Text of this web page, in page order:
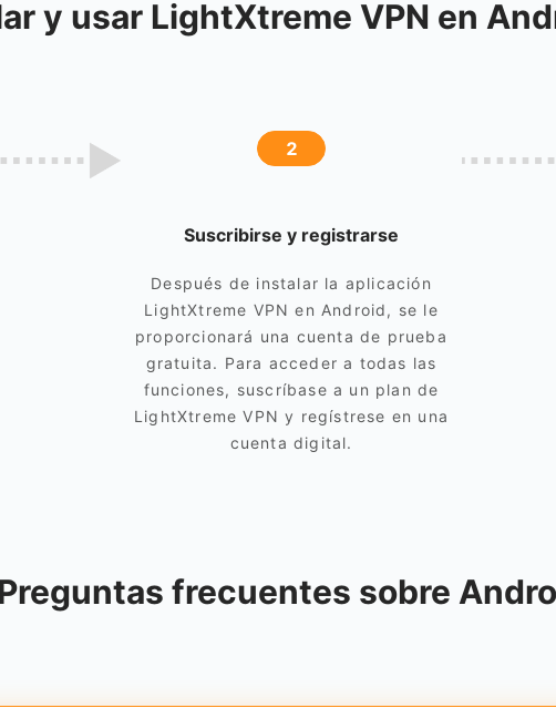
y usar LightXtreme VPN en
2
Suscribirse y registrarse
Después de instalar la aplicación
LightXtreme VPN en Android, se le
proporcionará una cuenta de prueba
gratuita. Para acceder a todas las
funciones, suscríbase a un plan de
LightXtreme VPN y regístrese en una
cuenta digital.
Preguntas frecuentes sobre